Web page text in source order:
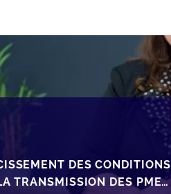
DES CONDITIONS
TRANSMISSION DES PME